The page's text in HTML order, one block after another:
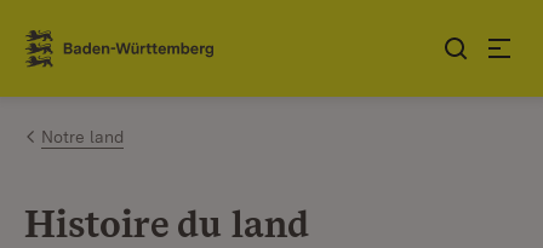
Sauter au contenu
Link zur Startseite
Notre land
Histoire du land